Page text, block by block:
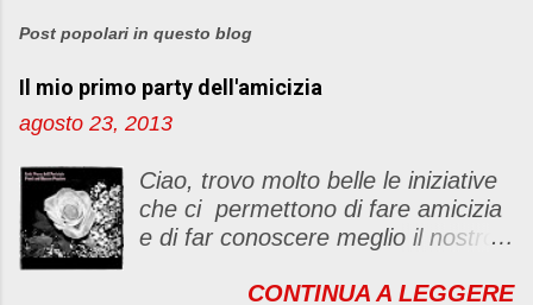
s
a
u
c
o
m
m
Post popolari in questo blog
Il mio primo party dell'amicizia
agosto 23, 2013
Ciao, trovo molto belle le iniziative
che ci permettono di fare amicizia
e di far conoscere meglio il nostro
un "party" dell'amicizia .... Mi
CONTINUA A LEGGERE